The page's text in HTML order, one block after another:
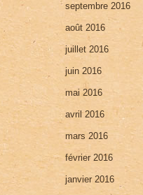
septembre 2016
août 2016
juillet 2016
juin 2016
mai 2016
avril 2016
mars 2016
février 2016
janvier 2016